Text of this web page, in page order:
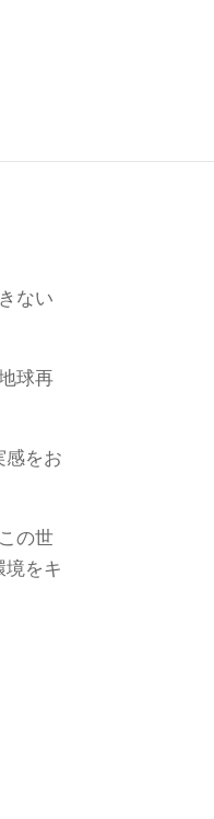
ない
球再
感をお
の世
境をキ